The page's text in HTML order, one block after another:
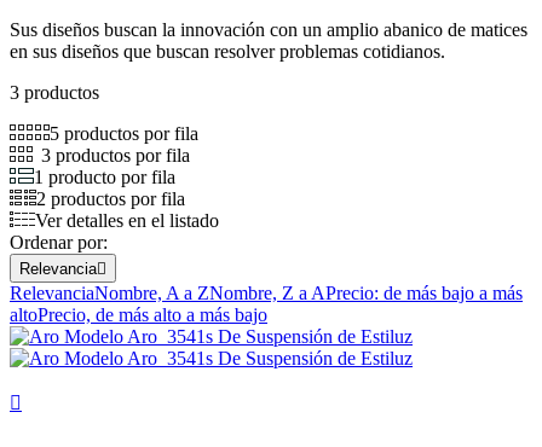
Sus diseños buscan la innovación con un amplio abanico de matices
en sus diseños que buscan resolver problemas cotidianos.
3 productos
5 productos por fila
3 productos por fila
1 producto por fila
2 productos por fila
Ver detalles en el listado
Ordenar por:
Relevancia
RelevanciaNombre, A a ZNombre, Z a APrecio: de más bajo a más
altoPrecio, de más alto a más bajo
